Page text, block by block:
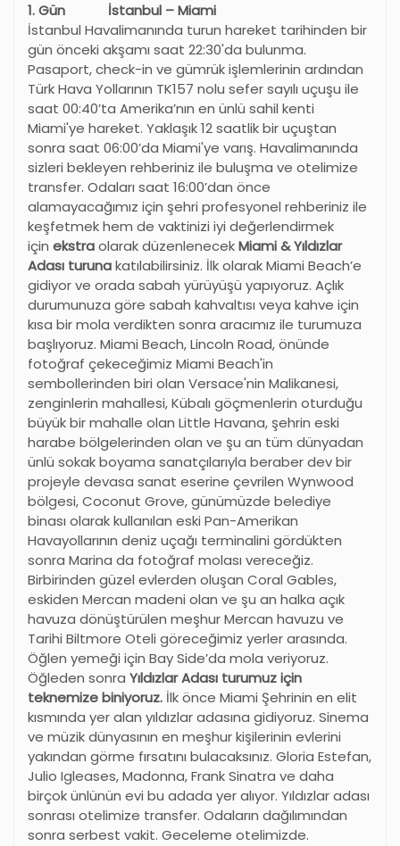
1. Gün İstanbul – Miami
İstanbul Havalimanında turun hareket tarihinden bir
gün önceki akşamı saat 22:30'da bulunma.
Pasaport, check-in ve gümrük işlemlerinin ardından
Türk Hava Yollarının TK157 nolu sefer sayılı uçuşu ile
saat 00:40’ta Amerika’nın en ünlü sahil kenti
Miami'ye hareket. Yaklaşık 12 saatlik bir uçuştan
sonra saat 06:00’da Miami'ye varış. Havalimanında
sizleri bekleyen rehberiniz ile buluşma ve otelimize
transfer. Odaları saat 16:00’dan önce
alamayacağımız için şehri profesyonel rehberiniz ile
keşfetmek hem de vaktinizi iyi değerlendirmek
için ekstraolarak düzenlenecekMiami & Yıldızlar
Adası turunakatılabilirsiniz. İlk olarak Miami Beach’e
gidiyor ve orada sabah yürüyüşü yapıyoruz. Açlık
durumunuza göre sabah kahvaltısı veya kahve için
kısa bir mola verdikten sonra aracımız ile turumuza
başlıyoruz. Miami Beach, Lincoln Road, önünde
fotoğraf çekeceğimiz Miami Beach'in
sembollerinden biri olan Versace'nin Malikanesi,
zenginlerin mahallesi, Kübalı göçmenlerin oturduğu
büyük bir mahalle olan Little Havana, şehrin eski
harabe bölgelerinden olan ve şu an tüm dünyadan
ünlü sokak boyama sanatçılarıyla beraber dev bir
projeyle devasa sanat eserine çevrilen Wynwood
bölgesi, Coconut Grove, günümüzde belediye
binası olarak kullanılan eski Pan-Amerikan
Havayollarının deniz uçağı terminalini gördükten
sonra Marina da fotoğraf molası vereceğiz.
Birbirinden güzel evlerden oluşan Coral Gables,
eskiden Mercan madeni olan ve şu an halka açık
havuza dönüştürülen meşhur Mercan havuzu ve
Tarihi Biltmore Oteli göreceğimiz yerler arasında.
Öğlen yemeği için Bay Side’da mola veriyoruz.
Öğleden sonra Yıldızlar Adası turumuz için
teknemize biniyoruz. İlk önce Miami Şehrinin en elit
kısmında yer alan yıldızlar adasına gidiyoruz. Sinema
ve müzik dünyasının en meşhur kişilerinin evlerini
yakından görme fırsatını bulacaksınız. Gloria Estefan,
Julio Igleases, Madonna, Frank Sinatra ve daha
birçok ünlünün evi bu adada yer alıyor. Yıldızlar adası
sonrası otelimize transfer. Odaların dağılımından
sonra serbest vakit. Geceleme otelimizde.